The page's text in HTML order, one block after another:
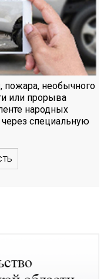
пожара, необычного
или прорыва
народных
через специальную